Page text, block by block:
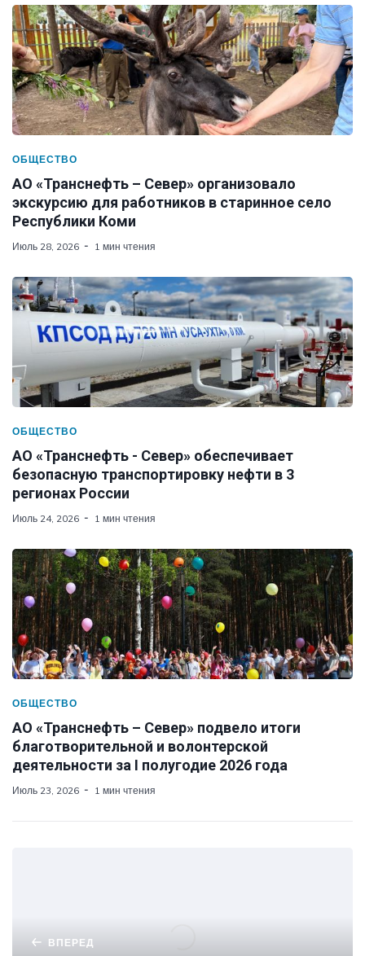
ОБЩЕСТВО
АО «Транснефть – Север» организовало
экскурсию для работников в старинное село
Республики Коми
Июль 28, 2026 1 мин чтения
ОБЩЕСТВО
АО «Транснефть - Север» обеспечивает
безопасную транспортировку нефти в 3
регионах России
Июль 24, 2026 1 мин чтения
ОБЩЕСТВО
АО «Транснефть – Север» подвело итоги
благотворительной и волонтерской
деятельности за I полугодие 2026 года
Июль 23, 2026 1 мин чтения
ВПЕРЕД